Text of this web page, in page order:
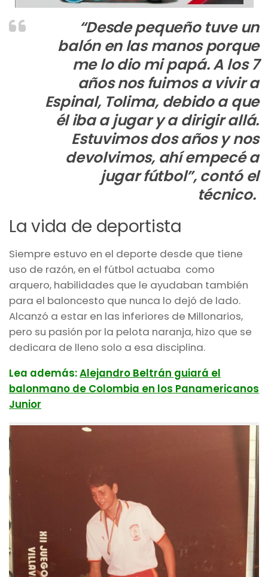
“Desde pequeño tuve un
balón en las manos porque
me lo dio mi papá. A los 7
años nos fuimos a vivir a
Espinal, Tolima, debido a que
él iba a jugar y a dirigir allá.
Estuvimos dos años y nos
devolvimos, ahí empecé a
jugar fútbol”, contó el
técnico.
La vida de deportista
Siempre estuvo en el deporte desde que tiene
uso de razón, en el fútbol actuaba como
arquero, habilidades que le ayudaban también
para el baloncesto que nunca lo dejó de lado.
Alcanzó a estar en las inferiores de Millonarios,
pero su pasión por la pelota naranja, hizo que se
dedicara de lleno solo a esa disciplina.
Lea además:Alejandro Beltrán guiará el
balonmano de Colombia en los Panamericanos
Junior